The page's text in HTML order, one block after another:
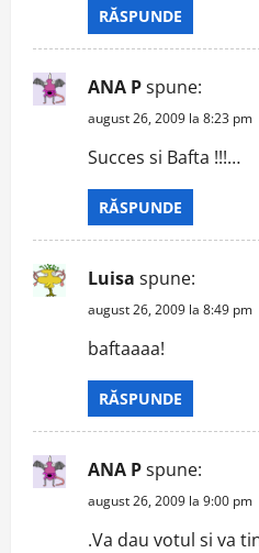
RĂSPUNDE
ANA Pspune:
august 26, 2009 la 8:23 pm
Succes si Bafta !!!…
RĂSPUNDE
Luisa spune:
august 26, 2009 la 8:49 pm
baftaaaa!
RĂSPUNDE
ANA Pspune:
august 26, 2009 la 9:00 pm
.Va dau votul si va